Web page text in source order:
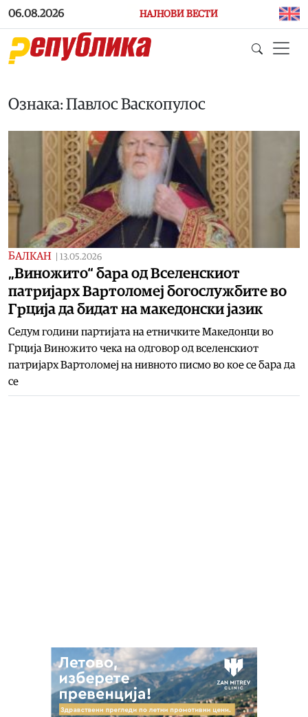
Skip to main content
06.08.2026 НАЈНОВИ ВЕСТИ
Ознака: Павлос Васкопулос
БАЛКАН 13.05.2026
„Виножито“ бара од Вселенскиот
патријарх Вартоломеј богослужбите во
Грција да бидат на македонски јазик
Седум години партијата на етничките Македонци во
Грција Виножито чека на одговор од вселенскиот
патријарх Вартоломеј на нивното писмо во кое се бара да
се